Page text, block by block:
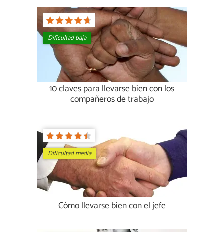
Dificultad baja
10 claves para llevarse bien con los
compañeros de trabajo
Dificultad media
Cómo llevarse bien con el jefe